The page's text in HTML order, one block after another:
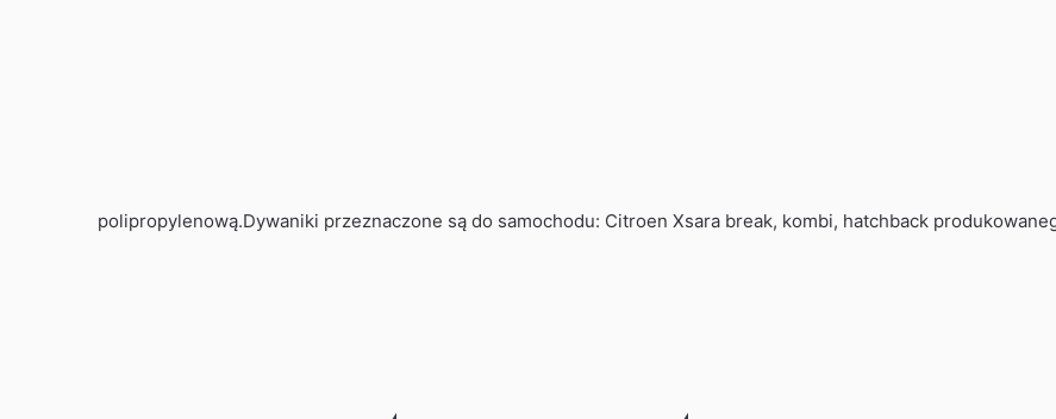
polipropylenową.Dywaniki przeznaczone są do samochodu: Citroen Xsara break, kombi, hatchback